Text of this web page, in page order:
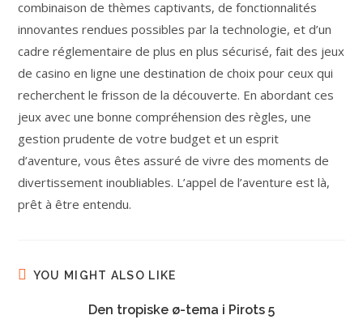
combinaison de thèmes captivants, de fonctionnalités
innovantes rendues possibles par la technologie, et d’un
cadre réglementaire de plus en plus sécurisé, fait des jeux
de casino en ligne une destination de choix pour ceux qui
recherchent le frisson de la découverte. En abordant ces
jeux avec une bonne compréhension des règles, une
gestion prudente de votre budget et un esprit
d’aventure, vous êtes assuré de vivre des moments de
divertissement inoubliables. L’appel de l’aventure est là,
prêt à être entendu.
YOU MIGHT ALSO LIKE
Den tropiske ø-tema i Pirots 5